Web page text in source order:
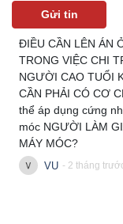
Gửi tin
ĐIỀU CẦN LÊN ÁN
TRONG VIỆC CHI
NGƯỜI CAO TUỔI
CẦN PHẢI CÓ CƠ
thể áp dụng cứng
móc NGƯỜI LÀM
MÁY MÓC?
VU - 2 tháng